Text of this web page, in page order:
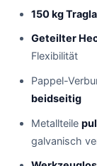
150 kg
Geteilter
Flexibilität
Pappel-
beidseitig
Metallteile
galvanisch